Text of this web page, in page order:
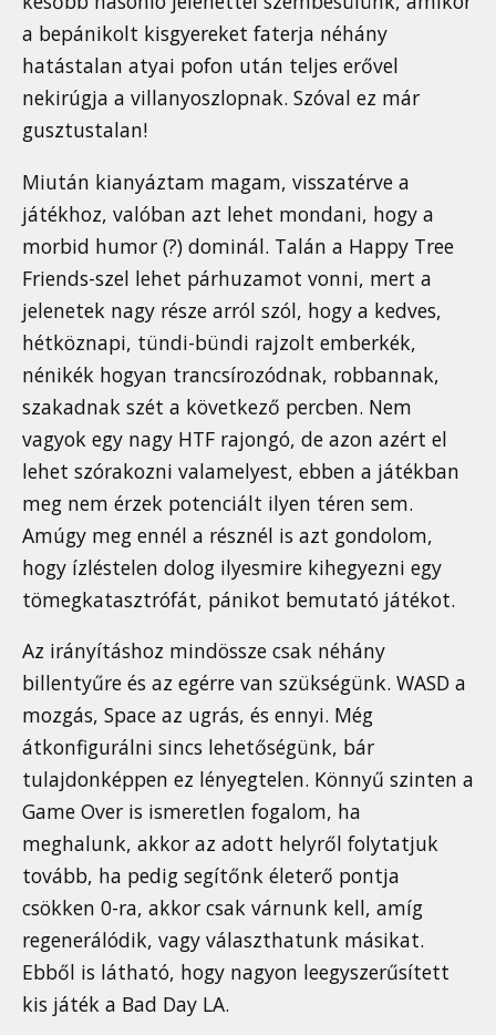
a bepánikolt kisgyereket faterja néhány
hatástalan atyai pofon után teljes erővel
nekirúgja a villanyoszlopnak. Szóval ez már
gusztustalan!
Miután kianyáztam magam, visszatérve a
játékhoz, valóban azt lehet mondani, hogy a
morbid humor (?) dominál. Talán a Happy Tree
Friends-szel lehet párhuzamot vonni, mert a
jelenetek nagy része arról szól, hogy a kedves,
hétköznapi, tündi-bündi rajzolt emberkék,
nénikék hogyan trancsírozódnak, robbannak,
szakadnak szét a következő percben. Nem
vagyok egy nagy HTF rajongó, de azon azért el
lehet szórakozni valamelyest, ebben a játékban
meg nem érzek potenciált ilyen téren sem.
Amúgy meg ennél a résznél is azt gondolom,
hogy ízléstelen dolog ilyesmire kihegyezni egy
tömegkatasztrófát, pánikot bemutató játékot.
Az irányításhoz mindössze csak néhány
billentyűre és az egérre van szükségünk. WASD a
mozgás, Space az ugrás, és ennyi. Még
átkonfigurálni sincs lehetőségünk, bár
tulajdonképpen ez lényegtelen. Könnyű szinten a
Game Over is ismeretlen fogalom, ha
meghalunk, akkor az adott helyről folytatjuk
tovább, ha pedig segítőnk életerő pontja
csökken 0-ra, akkor csak várnunk kell, amíg
regenerálódik, vagy választhatunk másikat.
Ebből is látható, hogy nagyon leegyszerűsített
kis játék a Bad Day LA.